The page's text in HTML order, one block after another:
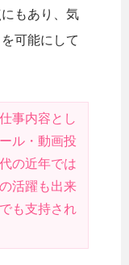
もあり、気
可能にして
事内容とし
ル・動画投
の近年では
活躍も出来
も支持され